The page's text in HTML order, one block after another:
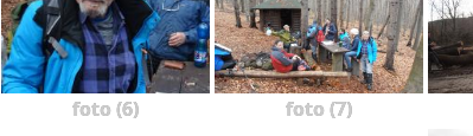
foto (6) foto (7)